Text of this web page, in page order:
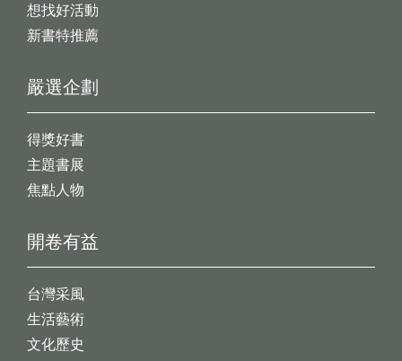
想找好活動
新書特推薦
開卷有益
台灣采風
生活藝術
文化歷史
嚴選企劃
得獎好書
主題書展
焦點人物